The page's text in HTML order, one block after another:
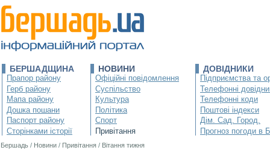
БЕРШАДЩИНА
Прапор району
Герб району
Мапа району
Дошка пошани
Паспорт району
Сторінками історії
НОВИНИ
Офіційні повідомлення
Суспільство
Культура
Політика
Спорт
Привітання
ДОВІДНИКИ
Підприємства та
Телефонні
Телефонні коди
Поштові індекси
Дім. Сад. Город.
Прогноз погоди в
Бершадь / Новини / Привітання / Вітання тижня